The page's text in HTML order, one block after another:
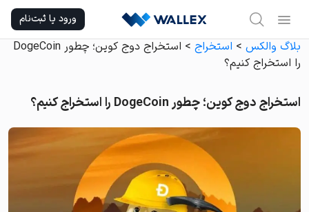
content
ورود یا ثبت‌نام
بلاگ والکس > استخراج >
استخراج دوج کوین؛ چطور DogeCoin
را استخراج کنیم؟
استخراج دوج کوین؛ چطور DogeCoin را استخراج کنیم؟